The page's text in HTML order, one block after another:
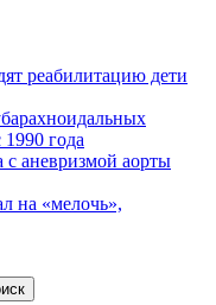
реабилитацию дети
года
аневризмой аорты
на «мелочь»,